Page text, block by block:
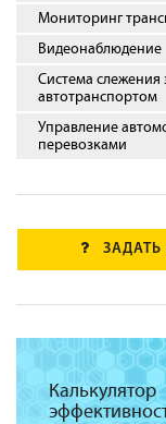
Мониторинг
Видеонаблюдение
Система слежения
автотранспортом
Управление
перевозками
Калькулятор